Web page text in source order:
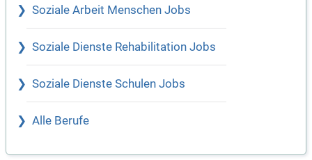
Soziale Arbeit Menschen Jobs
Soziale Dienste Rehabilitation Jobs
Soziale Dienste Schulen Jobs
Alle Berufe